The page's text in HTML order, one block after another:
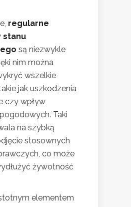
regularne
stanu
są niezwykle
nim można
wszelkie
jak uszkodzenia
czy wpływ
Taki
na szybką
stosownych
co może
żywotność
elementem